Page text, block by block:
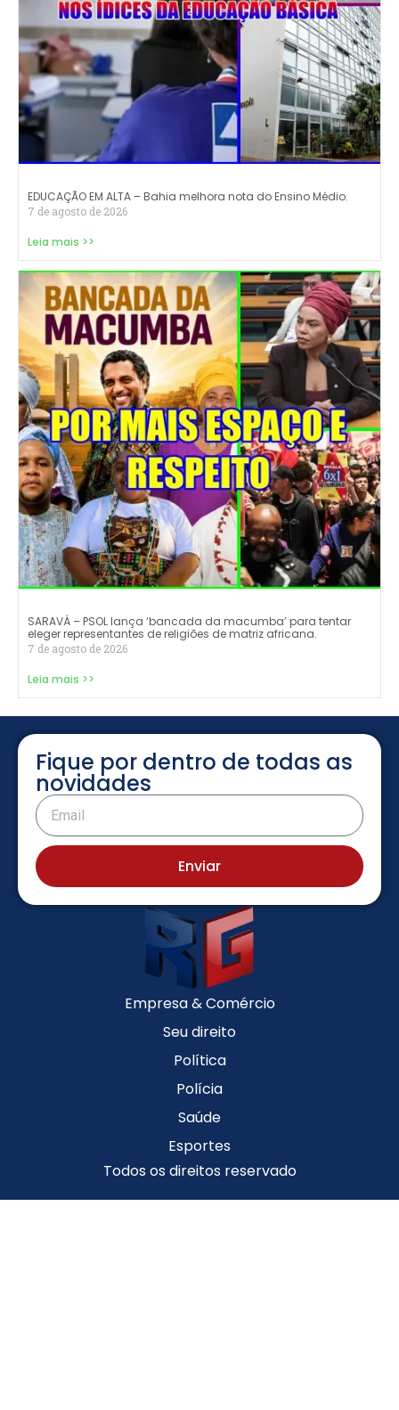
EDUCAÇÃO EM ALTA – Bahia melhora nota do Ensino Médio.
7 de agosto de 2026
Leia mais >>
SARAVÁ – PSOL lança ‘bancada da macumba’ para tentar
eleger representantes de religiões de matriz africana.
7 de agosto de 2026
Leia mais >>
Fique por dentro de todas as
novidades
Enviar
Empresa & Comércio
Seu direito
Política
Polícia
Saúde
Esportes
Todos os direitos reservado